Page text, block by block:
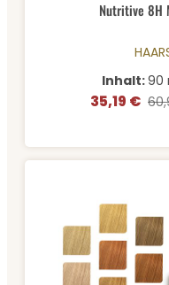
Nutritive 8H
Inhalt:90
35,19 €